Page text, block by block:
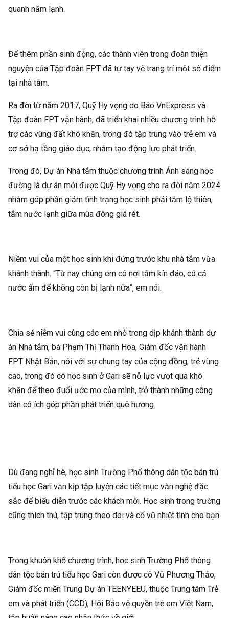
quanh năm lạnh.
Để thêm phần sinh động, các thành viên trong đoàn thiện
nguyện của Tập đoàn FPT đã tự tay vẽ trang trí một số điểm
tại nhà tắm.
Ra đời từ năm 2017, Quỹ Hy vọng do Báo VnExpress và
Tập đoàn FPT vận hành, đã triển khai nhiều chương trình hỗ
trợ các vùng đất khó khăn, trong đó tập trung vào trẻ em và
cơ sở hạ tầng giáo dục, nhằm tạo động lực phát triển.
Trong đó, Dự án Nhà tắm thuộc chương trình Ánh sáng học
đường là dự án mới được Quỹ Hy vọng cho ra đời năm 2024
nhằm góp phần giảm tình trạng học sinh phải tắm lộ thiên,
tắm nước lạnh giữa mùa đông giá rét.
Niềm vui của một học sinh khi đứng trước khu nhà tắm vừa
khánh thành. “Từ nay chúng em có nơi tắm kín đáo, có cả
nước ấm để không còn bị lạnh nữa”, em nói.
Chia sẻ niềm vui cùng các em nhỏ trong dịp khánh thành dự
án Nhà tắm, bà Phạm Thị Thanh Hoa, Giám đốc vận hành
FPT Nhật Bản, nói với sự chung tay của cộng đồng, trẻ vùng
cao, trong đó có học sinh ở Gari sẽ nỗ lực vượt qua khó
khăn để theo đuổi ước mơ của mình, trở thành những công
dân có ích góp phần phát triển quê hương.
Dù đang nghỉ hè, học sinh Trường Phổ thông dân tộc bán trú
tiểu học Gari vẫn kịp tập luyện các tiết mục văn nghệ đặc
sắc để biểu diễn trước các khách mời. Học sinh trong trường
cũng thích thú, tập trung theo dõi và cổ vũ nhiệt tình cho bạn.
Trong khuôn khổ chương trình, học sinh Trường Phổ thông
dân tộc bán trú tiểu học Gari còn được cô Vũ Phương Thảo,
Giám đốc miền Trung Dự án TEENYEEU, thuộc Trung tâm Trẻ
em và phát triển (CCD), Hội Bảo vệ quyền trẻ em Việt Nam,